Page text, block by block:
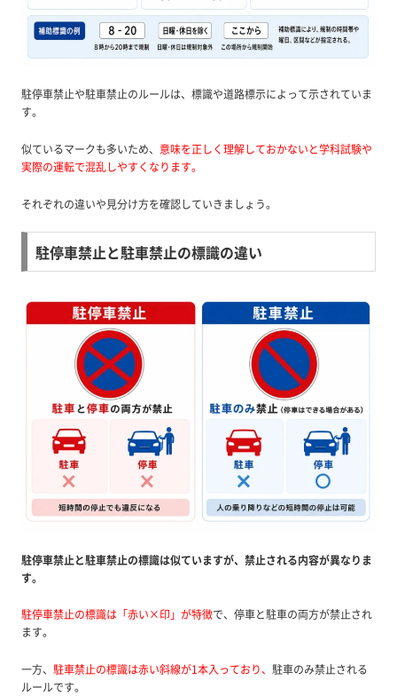
駐停車禁止や駐車禁止のルールは、標識や道路標示によって示されていま
す。
似ているマークも多いため、 意味を正しく理解しておかないと学科試験や
実際の運転で混乱しやすくなります。
それぞれの違いや見分け方を確認していきましょう。
駐停車禁止と駐車禁止の標識の違い
駐停車禁止と駐車禁止の標識は似ていますが、禁止される内容が異なりま
す。
駐停車禁止の標識は「赤い×印」 が特徴で、停車と駐車の両方が禁止され
ます。
一方、 駐車禁止の標識は赤い斜線が1本入っており、 駐車のみ禁止される
ルールです。